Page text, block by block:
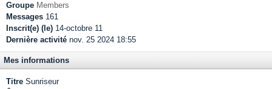
Groupe Members
Messages 161
Inscrit(e) (le) 14-octobre 11
Dernière activité nov. 25 2024 18:55
Mes informations
Titre Sunriseur